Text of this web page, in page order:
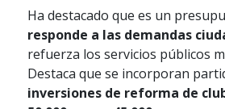
Ha destacado que es un
responde a las demandas
refuerza los servicios públicos
Destaca que se incorporan
inversiones de reforma de